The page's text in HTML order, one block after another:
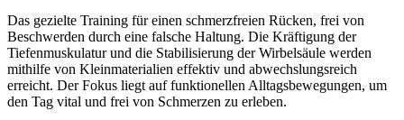
Das gezielte Training für einen schmerzfreien Rücken, frei von
Beschwerden durch eine falsche Haltung. Die Kräftigung der
Tiefenmuskulatur und die Stabilisierung der Wirbelsäule werden
mithilfe von Kleinmaterialien effektiv und abwechslungsreich
erreicht. Der Fokus liegt auf funktionellen Alltagsbewegungen, um
den Tag vital und frei von Schmerzen zu erleben.